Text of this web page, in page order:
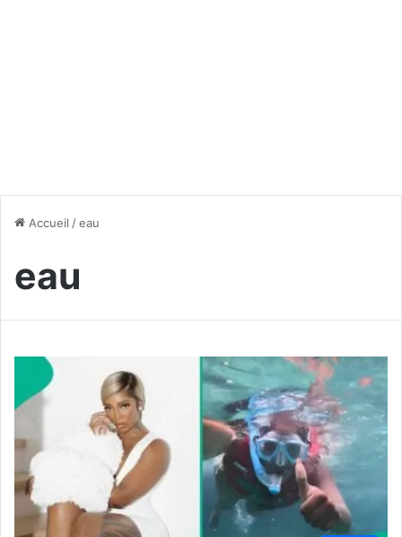
Accueil /eau
eau